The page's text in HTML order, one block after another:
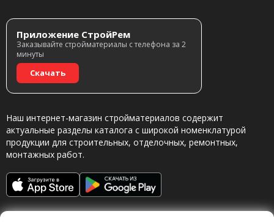
Приложение СтройРем
Заказывайте стройматериалы с телефона за 2
минуты
Скачать
Наш интернет-магазин стройматериалов содержит
актуальные разделы каталога с широкой номенклатурой
продукции для строительных, отделочных, ремонтных,
монтажных работ.